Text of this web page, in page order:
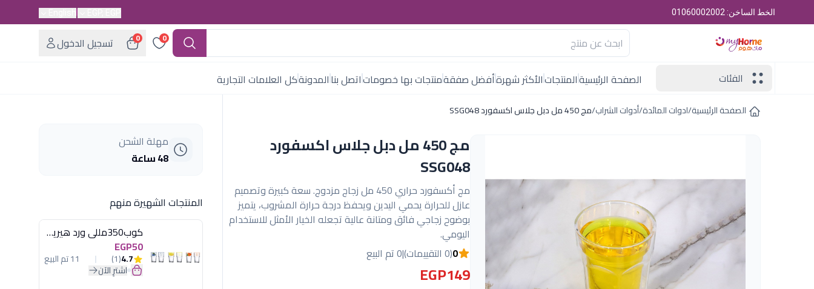
الخط الساخن: 01060002002
0
0
تسجيل الدخول
الفئات
الصفحة الرئيسيةالمنتجاتالأكثر شهرةأفضل صفقةمنتجات بها خصوماتاتصل بناالمدونةكل العلامات التجارية
الصفحة الرئيسية/ادوات المائدة/أدوات الشراب/مج 450 مل دبل جلاس اكسفورد SSG048
مج 450 مل دبل جلاس اكسفورد
SSG048
مج أكسفورد حراري 450 مل زجاج مزدوج. سعة كبيرة وتصميم
عازل للحرارة يحمي اليدين ويحفظ درجة حرارة المشروب، يتميز
بوضوح زجاجي فائق ومتانة عالية تجعله الخيار الأمثل للاستخدام
اليومي.
0(0 التقييمات) |0 تم البيع
EGP149
مهلة الشحن
48 ساعة
المنتجات الشهيرة منهم
كوب350مللى ورد هيريفين
EGP50
4.7
(1) 11 تم البيع
اشترِ الآن